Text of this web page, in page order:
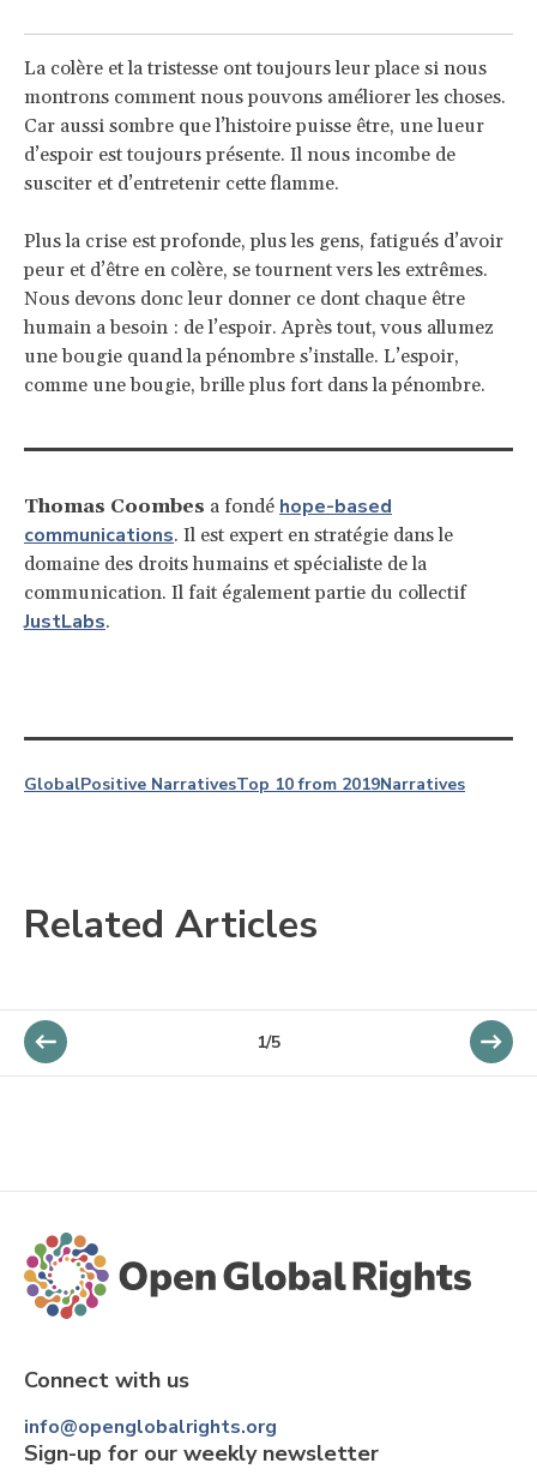
La colère et la tristesse ont toujours leur place si nous
montrons comment nous pouvons améliorer les choses.
Car aussi sombre que l’histoire puisse être, une lueur
d’espoir est toujours présente. Il nous incombe de
susciter et d’entretenir cette flamme.
Plus la crise est profonde, plus les gens, fatigués d’avoir
peur et d’être en colère, se tournent vers les extrêmes.
Nous devons donc leur donner ce dont chaque être
humain a besoin : de l’espoir. Après tout, vous allumez
une bougie quand la pénombre s’installe. L’espoir,
comme une bougie, brille plus fort dans la pénombre.
Thomas Coombes a fondé hope-based
communications. Il est expert en stratégie dans le
domaine des droits humains et spécialiste de la
communication. Il fait également partie du collectif
JustLabs.
GlobalPositive NarrativesTop 10 from 2019Narratives
Related Articles
1/5
Connect with us
info@openglobalrights.org
Sign-up for our weekly newsletter